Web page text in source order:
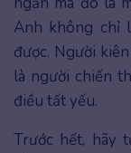
Anh không chỉ
được. Người
là người chiến
điều tất yếu.
Trước hết, hãy